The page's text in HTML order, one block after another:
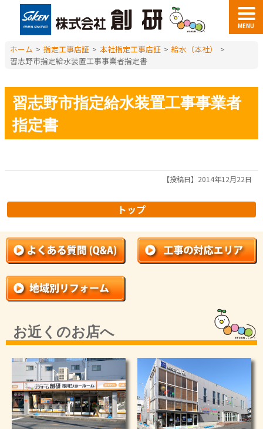
MENU
ホーム > 指定工事店証 > 本社指定工事店証 > 給水（本社）
>
習志野市指定給水装置工事事業者指定書
習志野市指定給水装置工事事業者
指定書
【投稿日】2014年12月22日
トップ
お近くのお店へ